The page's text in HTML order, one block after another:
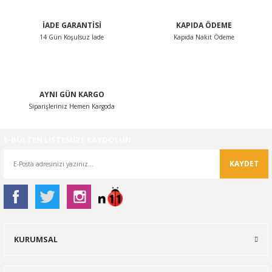
İADE GARANTİSİ
14 Gün Koşulsuz İade
KAPIDA ÖDEME
Kapıda Nakit Ödeme
AYNI GÜN KARGO
Siparişleriniz Hemen Kargoda
KAYDET
KURUMSAL